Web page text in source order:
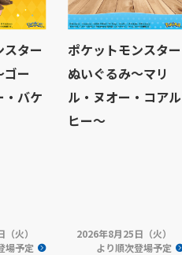
スター
ゴー
・バケ
火）
場予定
ポケットモンスター
ぬいぐるみ～マリ
ル・ヌオー・コアル
ヒー～
2026年8月25日（火）
より順次登場予定